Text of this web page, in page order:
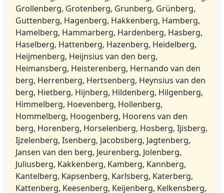
Grollenberg, Grotenberg, Grunberg, Grünberg,
Guttenberg, Hagenberg, Hakkenberg, Hamberg,
Hamelberg, Hammarberg, Hardenberg, Hasberg,
Haselberg, Hattenberg, Hazenberg, Heidelberg,
Heijmenberg, Heijnsius van den berg,
Heimansberg, Heisterenberg, Hernando van den
berg, Herrenberg, Hertsenberg, Heynsius van den
berg, Hietberg, Hijnberg, Hildenberg, Hilgenberg,
Himmelberg, Hoevenberg, Hollenberg,
Hommelberg, Hoogenberg, Hoorens van den
berg, Horenberg, Horselenberg, Hosberg, Ijisberg,
Ijzelenberg, Isenberg, Jacobsberg, Jagtenberg,
Jansen van den berg, Jeurenberg, Jolenberg,
Juliusberg, Kakkenberg, Kamberg, Kannberg,
Kantelberg, Kapsenberg, Karlsberg, Katerberg,
Kattenberg, Keesenberg, Keijenberg, Kelkensberg,